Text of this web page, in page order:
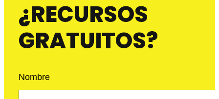
¿RECURSOS
GRATUITOS?
Nombre